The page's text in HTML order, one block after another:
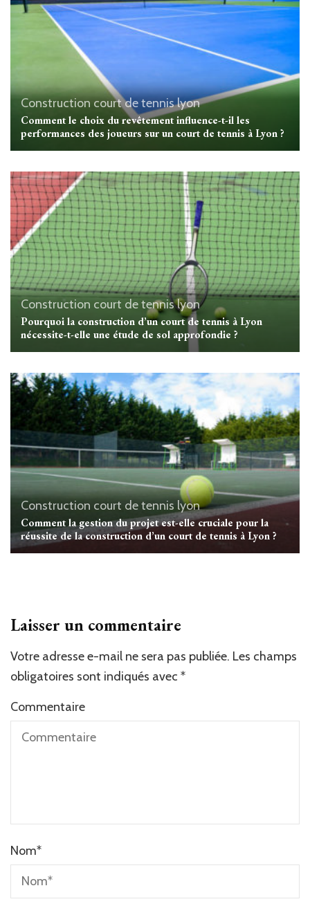
Construction court de tennis lyon
Comment le choix du revêtement influence-t-il les
performances des joueurs sur un court de tennis à Lyon ?
Construction court de tennis lyon
Pourquoi la construction d’un court de tennis à Lyon
nécessite-t-elle une étude de sol approfondie ?
Construction court de tennis lyon
Comment la gestion du projet est-elle cruciale pour la
réussite de la construction d’un court de tennis à Lyon ?
Laisser un commentaire
Votre adresse e-mail ne sera pas publiée. Les champs
obligatoires sont indiqués avec *
Commentaire
Nom*
Alternative: